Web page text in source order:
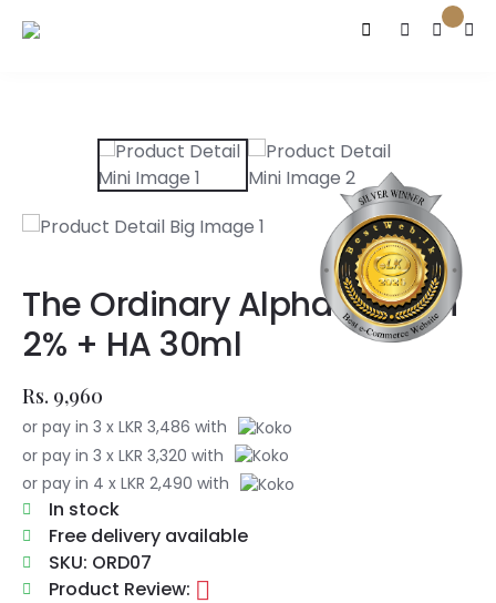
The Ordinary Alpha Arbutin
2% + HA 30ml
Rs. 9,960
or pay in 3 x LKR 3,486 with
or pay in 3 x LKR 3,320 with
or pay in 4 x LKR 2,490 with
In stock
Free delivery available
SKU: ORD07
Product Review: